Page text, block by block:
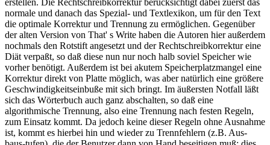
erstellen. Die Rechtschreibkorrektur berücksichtigt dabei zuerst das
normale und danach das Spezial- und Textlexikon, um für den Text
die optimale Korrektur und Trennung zu ermöglichen. Gegenüber
der alten Version von That' s Write haben die Autoren hier außerdem
nochmals den Rotstift angesetzt und der Rechtschreibkorrektur eine
Diät verpaßt, so daß diese nun nur noch halb soviel Speicher wie
vorher benötigt. Außerdem ist bei akutem Speicherplatzmangel eine
Korrektur direkt von Platte möglich, was aber natürlich eine größere
Geschwindigkeitseinbuße mit sich bringt. Im äußersten Notfall läßt
sich das Wörterbuch auch ganz abschalten, so daß eine
algorithmische Trennung, also eine Trennung nach festen Regeln,
zum Einsatz kommt. Da jedoch keine dieser Regeln ohne Ausnahme
ist, kommt es hierbei hin und wieder zu Trennfehlern (z.B. Aus-